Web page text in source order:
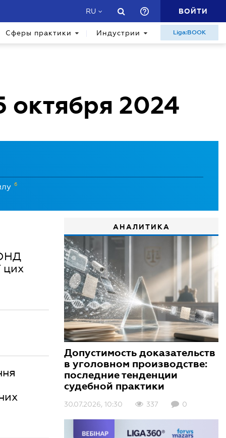
RU ВОЙТИ
Сферы практики Индустрии Liga:BOOK
октября 2024
6
цих
АНАЛИТИКА
Допустимость доказательств
в уголовном производстве:
последние тенденции
судебной практики
30.07.2026, 10:30 337 0